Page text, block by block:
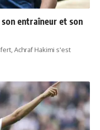
entraîneur et son
Achraf Hakimi s'est